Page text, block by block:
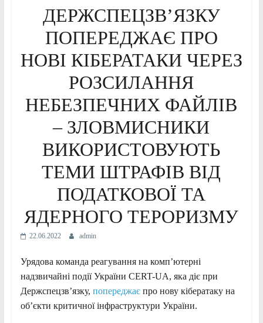
ДЕРЖСПЕЦЗВ’ЯЗКУ
ПОПЕРЕДЖАЄ ПРО
НОВІ КІБЕРАТАКИ ЧЕРЕЗ
РОЗСИЛАННЯ
НЕБЕЗПЕЧНИХ ФАЙЛІВ
– ЗЛОВМИСНИКИ
ВИКОРИСТОВУЮТЬ
ТЕМИ ШТРАФІВ ВІД
ПОДАТКОВОЇ ТА
ЯДЕРНОГО ТЕРОРИЗМУ
22.06.2022 admin
Урядова команда реагування на комп’ютерні
надзвичайні події України CERT-UA, яка діє при
Держспецзв’язку, попереджаєпро нову кібератаку на
об’єкти критичної інфраструктури України.